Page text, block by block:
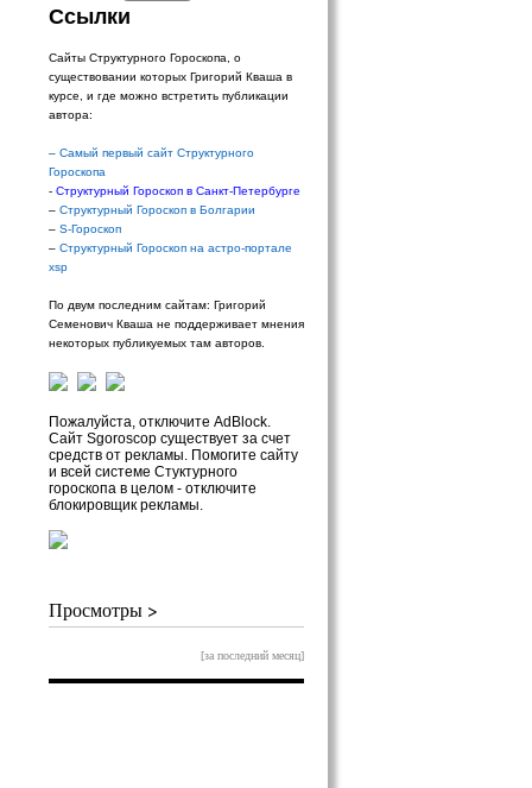
Ссылки
Сайты Структурного Гороскопа, о
существовании которых Григорий Кваша в
курсе, и где можно встретить публикации
автора:
– Самый первый сайт Структурного
Гороскопа
- Структурный Гороскоп в Санкт-Петербурге
– Структурный Гороскоп в Болгарии
– S-Гороскоп
– Структурный Гороскоп на астро-портале
xsp
По двум последним сайтам: Григорий
Семенович Кваша не поддерживает мнения
некоторых публикуемых там авторов.
Пожалуйста, отключите AdBlock.
Сайт Sgoroscop существует за счет
средств от рекламы. Помогите сайту
и всей системе Стуктурного
гороскопа в целом - отключите
блокировщик рекламы.
Просмотры >
[за последний месяц]